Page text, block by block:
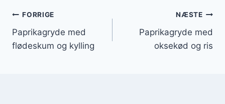
Indlægsnavigation
FORRIGE
Paprikagryde med
flødeskum og kylling
NÆSTE
Paprikagryde med
oksekød og ris